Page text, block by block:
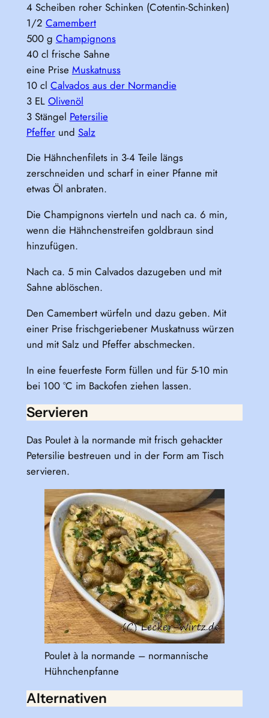
4 Scheiben roher Schinken (Cotentin-Schinken)
1/2 Camembert
500 g Champignons
40 cl frische Sahne
eine Prise Muskatnuss
10 cl Calvados aus der Normandie
3 EL Olivenöl
3 Stängel Petersilie
Pfefferund Salz
Die Hähnchenfilets in 3-4 Teile längs
zerschneiden und scharf in einer Pfanne mit
etwas Öl anbraten.
Die Champignons vierteln und nach ca. 6 min,
wenn die Hähnchenstreifen goldbraun sind
hinzufügen.
Nach ca. 5 min Calvados dazugeben und mit
Sahne ablöschen.
Den Camembert würfeln und dazu geben. Mit
einer Prise frischgeriebener Muskatnuss würzen
und mit Salz und Pfeffer abschmecken.
In eine feuerfeste Form füllen und für 5-10 min
bei 100 °C im Backofen ziehen lassen.
Servieren
Das Poulet à la normande mit frisch gehackter
Petersilie bestreuen und in der Form am Tisch
servieren.
Poulet à la normande – normannische
Hühnchenpfanne
Alternativen